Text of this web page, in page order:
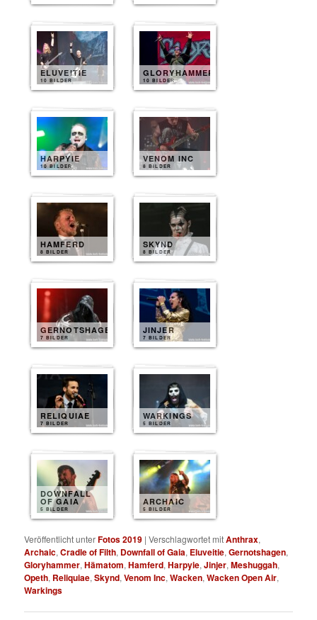
ELUVEITIE
10 BILDER
GLORYHAMMER
10 BILDER
HARPYIE
10 BILDER
VENOM INC
8 BILDER
HAMFERD
8 BILDER
SKYND
8 BILDER
GERNOTSHAGEN
7 BILDER
JINJER
7 BILDER
RELIQUIAE
7 BILDER
WARKINGS
5 BILDER
DOWNFALL
OF GAIA
5 BILDER
ARCHAIC
5 BILDER
Veröffentlicht unterFotos 2019 |Verschlagwortet mitAnthrax,
Archaic,Cradle of Filth, Downfall of Gaia, Eluveitie,Gernotshagen,
Gloryhammer,Hämatom,Hamferd,Harpyie,Jinjer,Meshuggah,
Opeth, Reliquiae,Skynd,Venom Inc,Wacken,Wacken Open Air,
Warkings